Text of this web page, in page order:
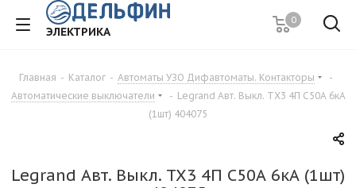
ЭЛЕКТРИКА
0
Главная - Каталог - Автоматы УЗО Дифавтоматы. Контакторы
-
Автоматические выключатели
- Legrand Авт. Выкл. ТХ3 4П С50А 6кА
(1шт) 404075
Legrand Авт. Выкл. ТХ3 4П С50А 6кА (1шт)